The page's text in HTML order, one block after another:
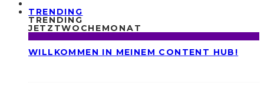
TRENDING
TRENDING
JETZTWOCHEMONAT
WILLKOMMEN IN MEINEM CONTENT HUB!